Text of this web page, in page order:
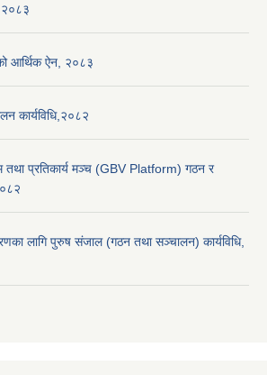
२०८३
आर्थिक ऐन, २०८३
कार्यविधि,२०८२
तथा प्रतिकार्य मञ्च (GBV Platform) गठन र
लागि पुरुष संजाल (गठन तथा सञ्चालन) कार्यविधि,